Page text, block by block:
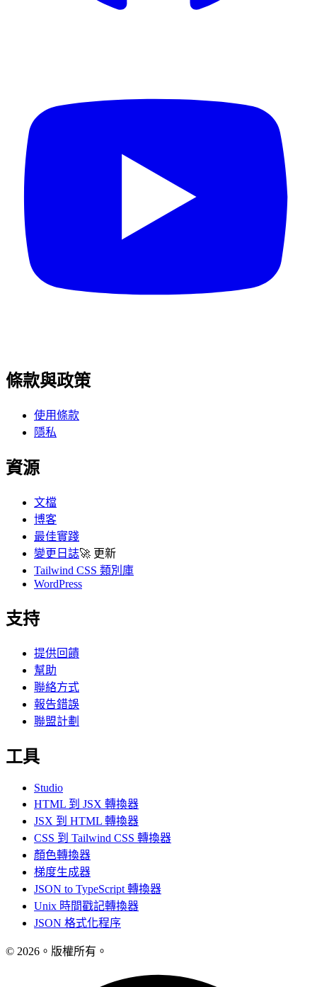
條款與政策
使用條款
隱私
資源
文檔
博客
最佳實踐
變更日誌🚀 更新
Tailwind CSS 類別庫
WordPress
支持
提供回饋
幫助
聯絡方式
報告錯誤
聯盟計劃
工具
Studio
HTML 到 JSX 轉換器
JSX 到 HTML 轉換器
CSS 到 Tailwind CSS 轉換器
顏色轉換器
梯度生成器
JSON to TypeScript 轉換器
Unix 時間戳記轉換器
JSON 格式化程序
© 2026。版權所有。